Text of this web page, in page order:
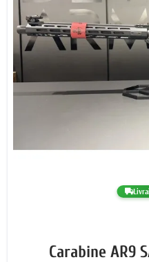
Carabine AR9